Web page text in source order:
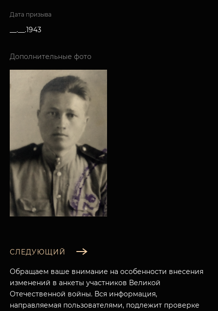
Дата призыва
__.__.1943
Дополнительные фото
СЛЕДУЮЩИЙ
Обращаем ваше внимание на особенности внесения
изменений в анкеты участников Великой
Отечественной войны. Вся информация,
направляемая пользователями, подлежит проверке